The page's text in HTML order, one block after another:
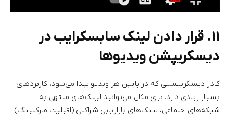
۱۱. قرار دادن لینک سابسکرایب در
دیسکریپشن ویدیوها
کادر دیسکریپشنی که در پایین هر ویدیو پیدا می‌شود، کاربردهای
بسیار زیادی دارد. برای مثال می‌توانید لینک‌های منتهی به
شبکه‌های اجتماعی، لینک‌های بازاریابی شراکتی (افیلیت مارکتینگ)